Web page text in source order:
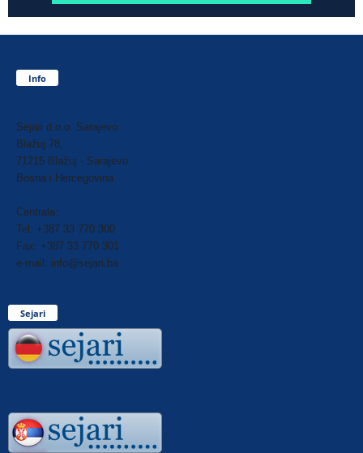
Info
Sejari d.o.o. Sarajevo
Blažuj 78,
71215 Blažuj - Sarajevo
Bosna i Hercegovina
Centrala:
Tel: +387 33 770 300
Fax: +387 33 770 301
e-mail: info@sejari.ba
Sejari